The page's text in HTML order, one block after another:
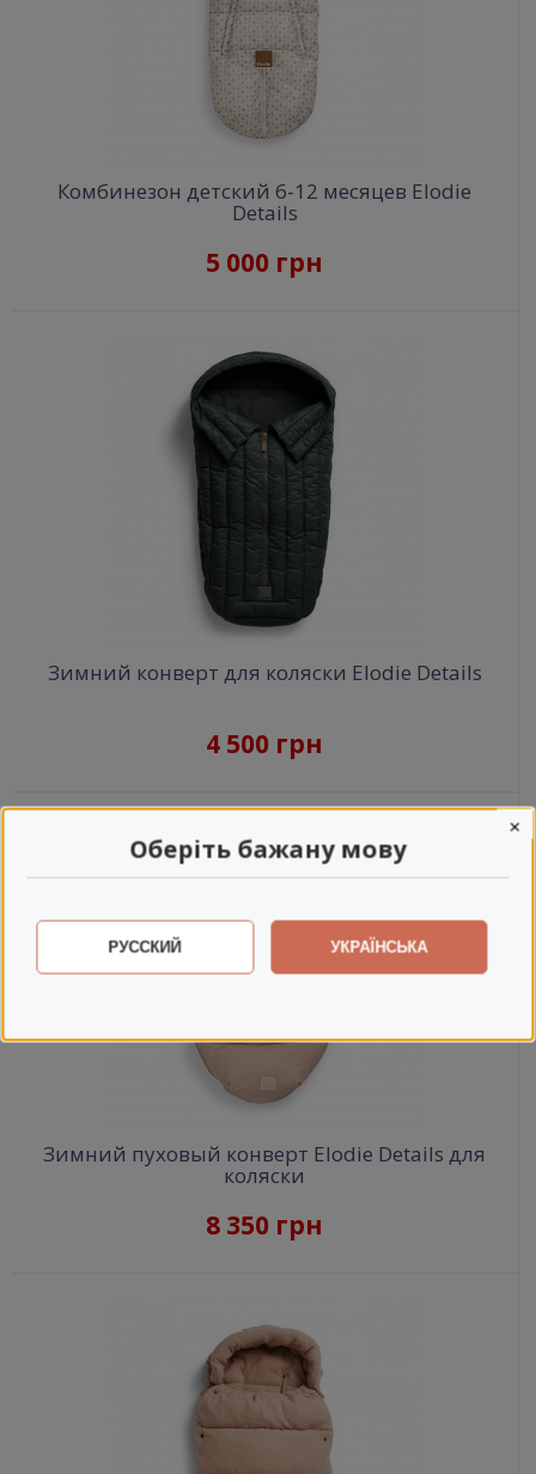
Комбинезон детский 6-12 месяцев Elodie
Details
5 000 грн
Зимний конверт для коляски Elodie Details
4 500 грн
Зимний пуховый конверт Elodie Details для
коляски
8 350 грн
Оберіть бажану мову
×
РУССКИЙ УКРАЇНСЬКА